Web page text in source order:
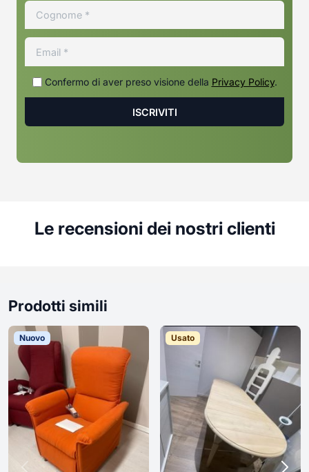
Confermo di aver preso visione della Privacy Policy.
Le recensioni dei nostri clienti
Prodotti simili
Nuovo Usato